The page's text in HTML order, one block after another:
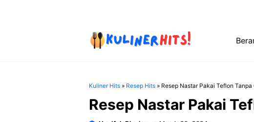
Kuliner Hits » Resep Hits » Resep Nastar Pakai Teflon Tanpa
Resep Nastar Pakai